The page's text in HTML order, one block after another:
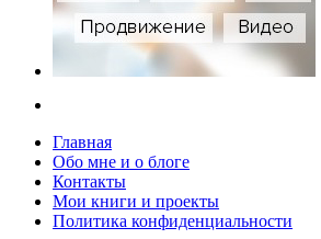
Главная
Обо мне и о блоге
Контакты
Мои книги и проекты
Политика конфиденциальности